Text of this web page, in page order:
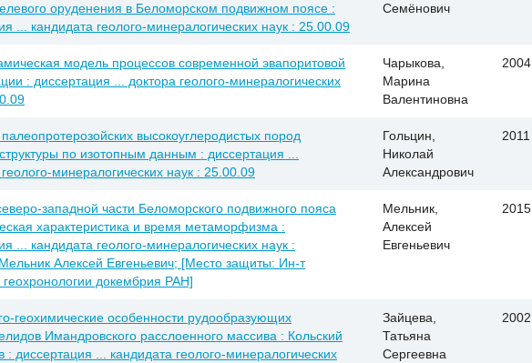
оруденения в Беломорском подвижном поясе :
... кандидата геолого-минералогических наук : 25.00.09
Семёнович
модель процессов современной эвапоритовой
: диссертация ... доктора геолого-минералогических
Чарыкова,
Марина
Валентиновна
2004
высокоуглеродистых пород
по изотопным данным : диссертация ...
минералогических наук : 25.00.09
Гольцин,
Николай
Александрович
2011
западной части Беломорского подвижного пояса
характеристика и время метаморфизма :
... кандидата геолого-минералогических наук :
Алексей Евгеньевич; [Место защиты: Ин-т
геохронологии докембрия РАН]
Мельник,
Алексей
Евгеньевич
2015
геохимические особенности рудообразующих
Имандровского расслоенного массива : Кольский
: диссертация ... кандидата геолого-минералогических
Зайцева,
Татьяна
Сергеевна
2002